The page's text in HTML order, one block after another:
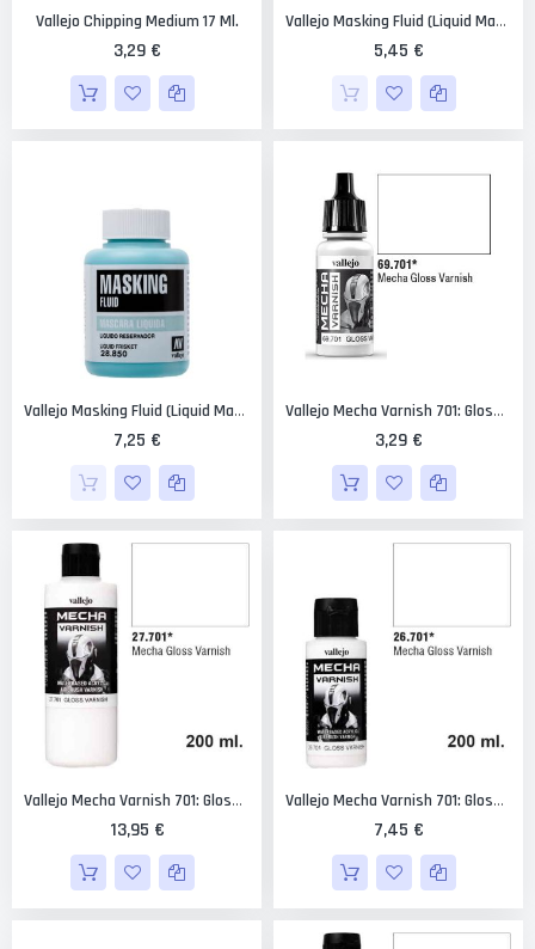
Vallejo Chipping Medium 17 Ml.
3,29 €
Vallejo Masking Fluid (liquid Mask) 32 Ml.
5,45 €
Vallejo Masking Fluid (liquid Mask) 85 Ml.
7,25 €
Vallejo Mecha Varnish 701: Gloss Varnish 17 Ml.
3,29 €
Vallejo Mecha Varnish 701: Gloss Varnish 200 Ml.
13,95 €
Vallejo Mecha Varnish 701: Gloss Varnish 60 Ml.
7,45 €